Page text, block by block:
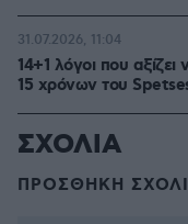
14+1 λόγοι που
15 χρόνων του
31.07.2026, 11:04
ΣΧΟΛΙΑ
ΠΡΟΣΘΗΚΗ